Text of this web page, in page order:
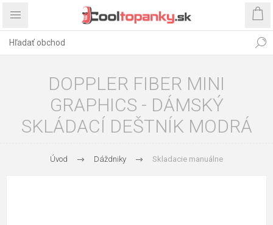
DOPPLER FIBER MINI
GRAPHICS - DÁMSKÝ
SKLÁDACÍ DEŠTNÍK MODRÁ
Úvod Dáždniky Skladacie manuálne